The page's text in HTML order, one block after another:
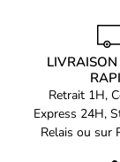
Type de cache de
processeur
Enveloppe
(TDP, Thermal
Power)
Retrait 1H,
Express 24H,
Relais ou sur